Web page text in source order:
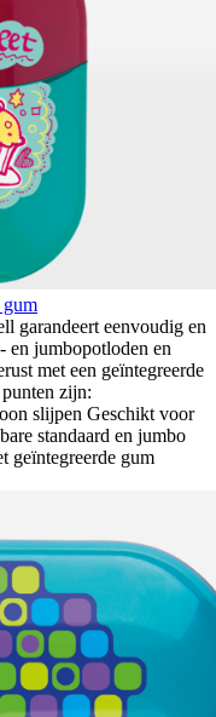
gum
garandeert eenvoudig en
en jumbopotloden en
met een geïntegreerde
zijn:
slijpen Geschikt voor
standaard en jumbo
geïntegreerde gum